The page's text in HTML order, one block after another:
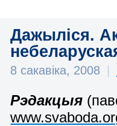
Дажыліся.
8 сакавіка, 2008
Рэдакцыя